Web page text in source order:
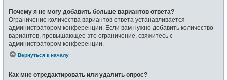
Почему я не могу добавить больше вариантов ответа?
Ограничение количества вариантов ответа устанавливается
администратором конференции. Если вам нужно добавить количество
вариантов, превышающее это ограничение, свяжитесь с
администратором конференции.
Вернуться к началу
Как мне отредактировать или удалить опрос?